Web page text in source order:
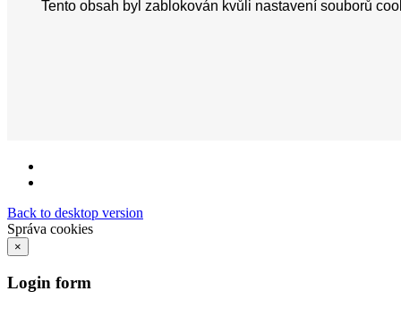
Back to desktop version
Správa cookies
×
Login form